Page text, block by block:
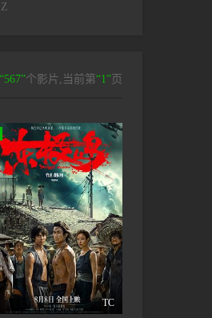
Z
“567”个影片,当前第“1”页
TC